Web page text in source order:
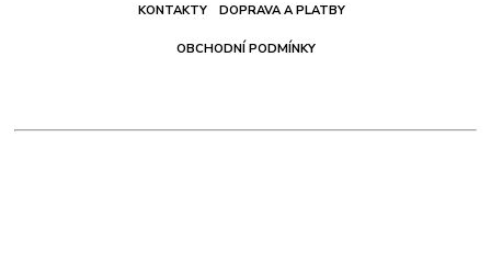
KONTAKTY DOPRAVA A PLATBY
OBCHODNÍ PODMÍNKY